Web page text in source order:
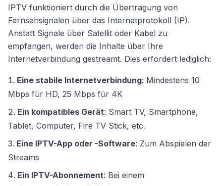
IPTV funktioniert durch die Übertragung von
Fernsehsignalen über das Internetprotokoll (IP).
Anstatt Signale über Satellit oder Kabel zu
empfangen, werden die Inhalte über Ihre
Internetverbindung gestreamt. Dies erfordert lediglich:
Eine stabile Internetverbindung: Mindestens 10
Mbps für HD, 25 Mbps für 4K
Ein kompatibles Gerät: Smart TV, Smartphone,
Tablet, Computer, Fire TV Stick, etc.
Eine IPTV-App oder -Software: Zum Abspielen der
Streams
Ein IPTV-Abonnement: Bei einem